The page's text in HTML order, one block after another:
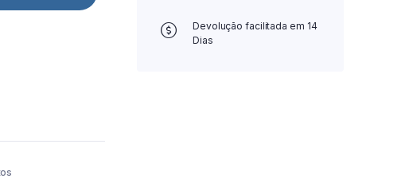
Devolução facilitada em 14
Dias